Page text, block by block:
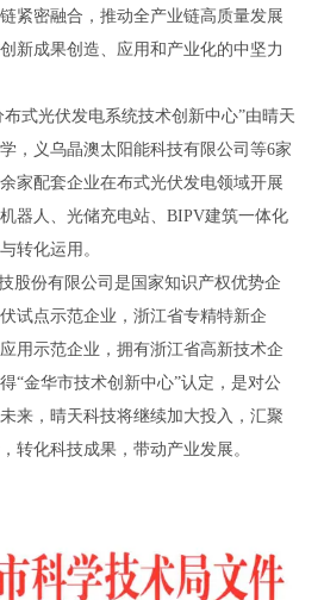
紧密融合，推动全产业链高质量发展
新成果创造、应用和产业化的中坚力
式光伏发电系统技术创新中心”由晴天
，义乌晶澳太阳能科技有限公司等6家
家配套企业在布式光伏发电领域开展
器人、光储充电站、BIPV建筑一体化
转化运用。
股份有限公司是国家知识产权优势企
试点示范企业，浙江省专精特新企
用示范企业，拥有浙江省高新技术企
“金华市技术创新中心”认定，是对公
来，晴天科技将继续加大投入，汇聚
转化科技成果，带动产业发展。